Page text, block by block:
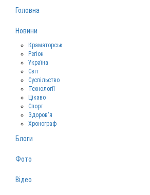
Головна
Новини
Краматорськ
Регіон
Україна
Світ
Суспільство
Технології
Цікаво
Спорт
Здоров‘я
Хронограф
Блоги
Фото
Відео